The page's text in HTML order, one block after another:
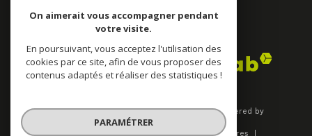
ADHÉRENTS
© 2026 | Tous droits réservés | Traduction powered by
Google |
Plan du site
Mentions légales Nos honoraires
On aimerait vous accompagner pendant
votre visite.
En poursuivant, vous acceptez l'utilisation des
cookies par ce site, afin de vous proposer des
contenus adaptés et réaliser des statistiques !
PARAMÉTRER